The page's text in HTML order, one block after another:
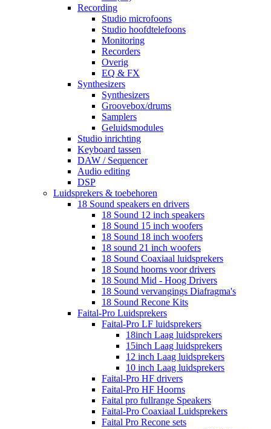
Recording
Studio microfoons
Studio hoofdtelefoons
Monitoring
Recorders
Overig
EQ & FX
Synthesizers
Synthesizers
Groovebox/drums
Samplers
Geluidsmodules
Studio inrichting
Keyboard tassen
DAW / Sequencer
Audio editing
DSP
Luidsprekers & toebehoren
18 Sound speakers en drivers
18 Sound 12 inch speakers
18 Sound 15 inch woofers
18 Sound 18 inch woofers
18 sound 21 inch woofers
18 Sound Coaxiaal luidsprekers
18 Sound hoorns voor drivers
18 Sound Mid - Hoog Drivers
18 Sound vervangings Diafragma's
18 Sound Recone Kits
Faital-Pro Luidsprekers
Faital-Pro LF luidsprekers
18inch Laag luidsprekers
15inch Laag luidsprekers
12 inch Laag luidsprekers
10 inch Laag luidsprekers
Faital-Pro HF drivers
Faital-Pro HF Hoorns
Faital pro fullrange Speakers
Faital-Pro Coaxiaal Luidsprekers
Faital Pro Recone sets